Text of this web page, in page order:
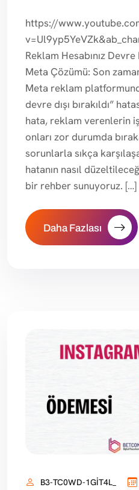
https://
Reklam Hesabınız Devre
Meta Çözümü: Son
Meta reklam
devre dışı bırakıldı”
hata, reklam verenlerin
onları zor durumda
sorunlarla sıkça
hatanın nasıl
bir rehber sunuyoruz. […]
Daha Fazlası
B3-TC0WD-1GIT4L_